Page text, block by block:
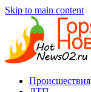
Skip to main content
Происшествия